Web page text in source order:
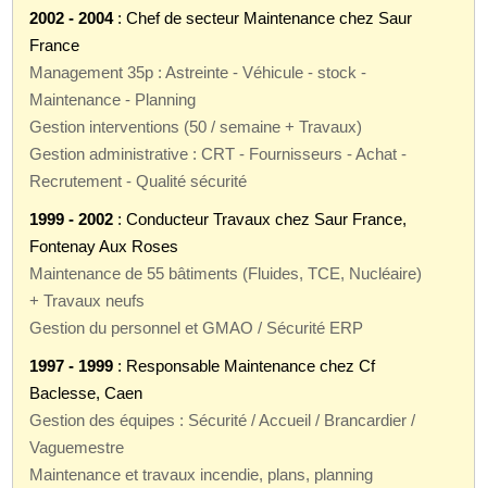
2002 - 2004: Chef de secteur Maintenance chez Saur
France
Management 35p : Astreinte - Véhicule - stock -
Maintenance - Planning
Gestion interventions (50 / semaine + Travaux)
Gestion administrative : CRT - Fournisseurs - Achat -
Recrutement - Qualité sécurité
1999 - 2002 : Conducteur Travaux chez Saur France,
Fontenay Aux Roses
Maintenance de 55 bâtiments (Fluides, TCE, Nucléaire)
+ Travaux neufs
Gestion du personnel et GMAO / Sécurité ERP
1997 - 1999 : Responsable Maintenance chez Cf
Baclesse, Caen
Gestion des équipes : Sécurité / Accueil / Brancardier /
Vaguemestre
Maintenance et travaux incendie, plans, planning